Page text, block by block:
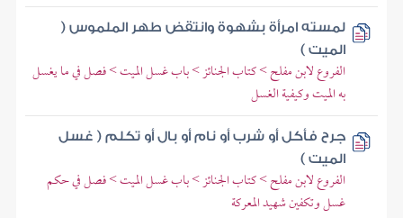
لمسته امرأة بشهوة وانتقض طهر الملموس (
الميت )
الفروع لابن مفلح > كتاب الجنائز > باب غسل الميت > فصل في ما يغسل
به الميت وكيفية الغسل
جرح فأكل أو شرب أو نام أو بال أو تكلم ( غسل
الميت )
الفروع لابن مفلح > كتاب الجنائز > باب غسل الميت > فصل في حكم
غسل وتكفين شهيد المعركة